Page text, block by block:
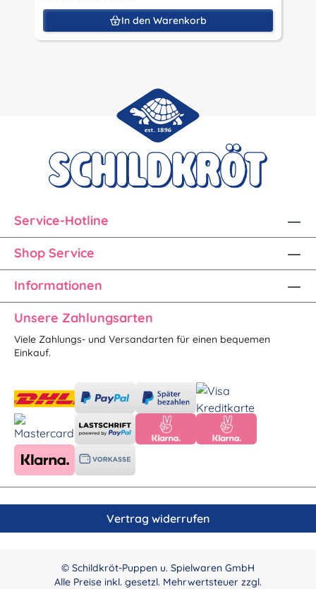
In den Warenkorb
Service-Hotline
Shop Service
Informationen
Unsere Zahlungsarten
Viele Zahlungs- und Versandarten für einen bequemen
Einkauf.
Vertrag widerrufen
© Schildkröt-Puppen u. Spielwaren GmbH
Alle Preise inkl. gesetzl. Mehrwertsteuer zzgl.